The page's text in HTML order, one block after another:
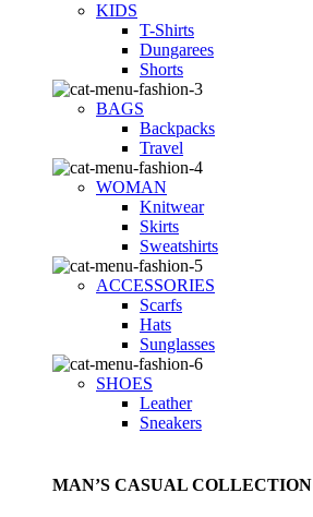
KIDS
T-Shirts
Dungarees
Shorts
BAGS
Backpacks
Travel
WOMAN
Knitwear
Skirts
Sweatshirts
ACCESSORIES
Scarfs
Hats
Sunglasses
SHOES
Leather
Sneakers
MAN’S CASUAL COLLECTION